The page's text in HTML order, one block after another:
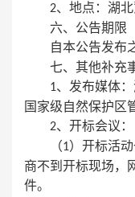
2、地点：湖
六、公告期限
自本公告发布
七、其他补充
1、发布媒体
国家级自然保护区
2、开标会议：
（1）开标活
商不到开标现场，
件。